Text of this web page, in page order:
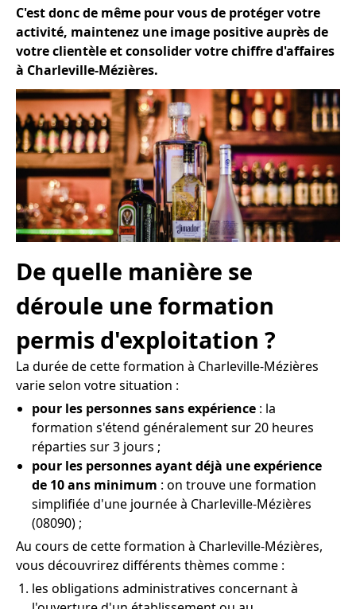
C'est donc de même pour vous de protéger votre
activité, maintenez une image positive auprès de
votre clientèle et consolider votre chiffre d'affaires
à Charleville-Mézières.
De quelle manière se
déroule une formation
permis d'exploitation ?
La durée de cette formation à Charleville-Mézières
varie selon votre situation :
pour les personnes sans expérience : la
formation s'étend généralement sur 20 heures
réparties sur 3 jours ;
pour les personnes ayant déjà une expérience
de 10 ans minimum : on trouve une formation
simplifiée d'une journée à Charleville-Mézières
(08090) ;
Au cours de cette formation à Charleville-Mézières,
vous découvrirez différents thèmes comme :
les obligations administratives concernant à